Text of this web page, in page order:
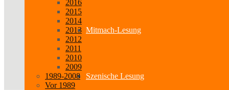
Mitmach-Lesung
Szenische Lesung
2016
2015
2014
2013
2012
2011
2010
2009
1989-2008
Vor 1989